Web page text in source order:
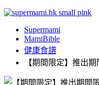
Supermami
MamiBible
健康食譜
【期間限定】推出